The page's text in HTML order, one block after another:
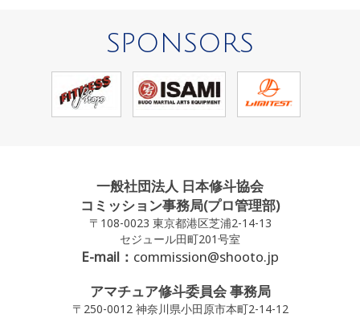
SPONSORS
一般社団法人 日本修斗協会
コミッション事務局(プロ管理部)
〒108-0023 東京都港区芝浦2-14-13
セジュール田町201号室
E-mail： commission@shooto.jp
アマチュア修斗委員会 事務局
〒250-0012 神奈川県小田原市本町2-14-12